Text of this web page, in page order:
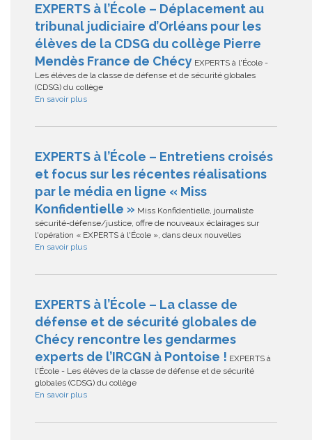
EXPERTS à l’École – Déplacement au
tribunal judiciaire d’Orléans pour les
élèves de la CDSG du collège Pierre
Mendès France de Chécy EXPERTS à l'École -
Les élèves de la classe de défense et de sécurité globales
(CDSG) du collège
En savoir plus
EXPERTS à l’École – Entretiens croisés
et focus sur les récentes réalisations
par le média en ligne « Miss
Konfidentielle » Miss Konfidentielle, journaliste
sécurité-défense/justice, offre de nouveaux éclairages sur
l'opération « EXPERTS à l'École », dans deux nouvelles
En savoir plus
EXPERTS à l’École – La classe de
défense et de sécurité globales de
Chécy rencontre les gendarmes
experts de l’IRCGN à Pontoise ! EXPERTS à
l'École - Les élèves de la classe de défense et de sécurité
globales (CDSG) du collège
En savoir plus